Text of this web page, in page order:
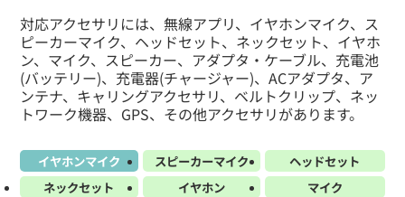
対応アクセサリには、無線アプリ、イヤホンマイク、ス
ピーカーマイク、ヘッドセット、ネックセット、イヤホ
ン、マイク、スピーカー、アダプタ・ケーブル、充電池
(バッテリー)、充電器(チャージャー)、ACアダプタ、ア
ンテナ、キャリングアクセサリ、ベルトクリップ、ネッ
トワーク機器、GPS、その他アクセサリがあります。
イヤホンマイク スピーカーマイク
ヘッドセット
ネックセット
イヤホン
マイク